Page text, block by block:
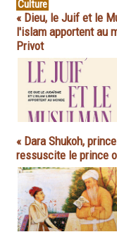
Culture
« Dieu, le Juif et le
l'islam apportent au
Privot
« Dara Shukoh,
ressuscite le prince